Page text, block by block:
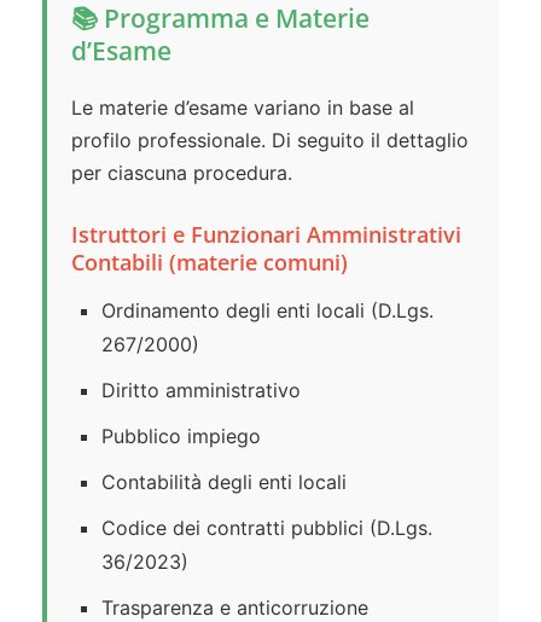
📚 Programma e Materie
d’Esame
Le materie d’esame variano in base al
profilo professionale. Di seguito il dettaglio
per ciascuna procedura.
Istruttori e Funzionari Amministrativi
Contabili (materie comuni)
Ordinamento degli enti locali (D.Lgs.
267/2000)
Diritto amministrativo
Pubblico impiego
Contabilità degli enti locali
Codice dei contratti pubblici (D.Lgs.
36/2023)
Trasparenza e anticorruzione